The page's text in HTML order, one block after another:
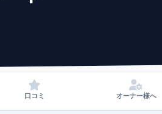
口コミ オーナー様へ